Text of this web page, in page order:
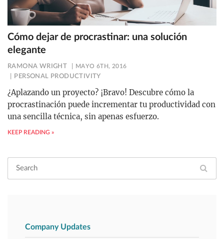
Cómo dejar de procrastinar: una solución
elegante
RAMONA WRIGHT MAYO 6TH, 2016
PERSONAL PRODUCTIVITY
¿Aplazando un proyecto? ¡Bravo! Descubre cómo la
procrastinación puede incrementar tu productividad con
una sencilla técnica, sin apenas esfuerzo.
KEEP READING »
Company Updates